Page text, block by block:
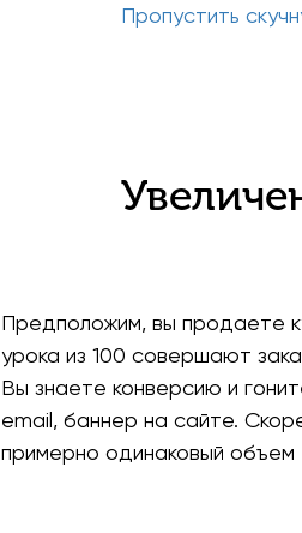
Пропустить
Предположим, вы продаете
урока из 100 совершают
Вы знаете конверсию и
email, баннер на сайте.
примерно одинаковый